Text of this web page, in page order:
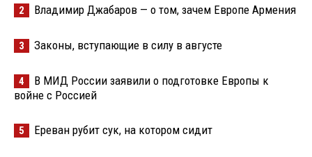
2 Владимир Джабаров — о том, зачем Европе Армения
3 Законы, вступающие в силу в августе
4
В МИД России заявили о подготовке Европы к
войне с Россией
5 Ереван рубит сук, на котором сидит